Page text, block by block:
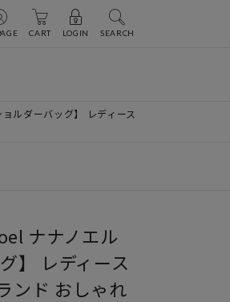
CART LOGIN SEARCH
ルダーバッグ】 レディース
ナナノエル
】 レディース
ンド おしゃれ